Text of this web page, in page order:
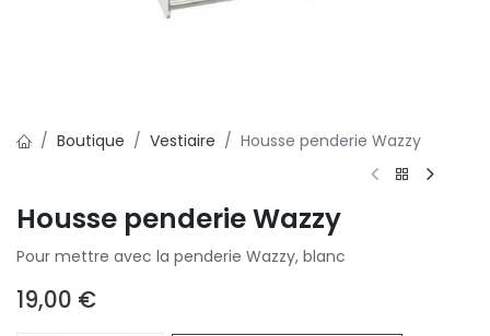
Boutique Vestiaire Housse penderie Wazzy
Housse penderie Wazzy
Pour mettre avec la penderie Wazzy, blanc
19,00 €